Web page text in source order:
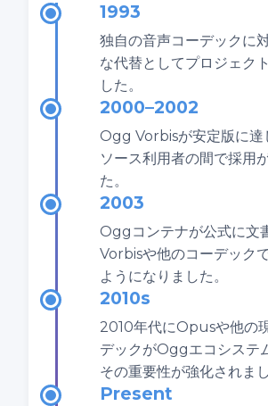
1993
独自の音声コーデックに
な代替としてプロジェク
した。
2000–2002
Ogg Vorbisが安定版に達
ソース利用者の間で採用
た。
2003
Oggコンテナが公式に文
Vorbisや他のコーデック
ようになりました。
2010s
2010年代にOpusや他の
デックがOggエコシステ
その重要性が強化されまし
Present